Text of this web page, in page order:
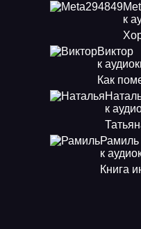
к
Виктор
к
Как
к
Рамиль
к
Книга